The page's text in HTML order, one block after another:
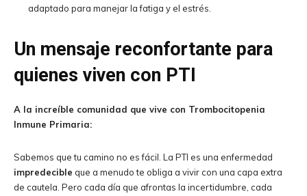
adaptado para manejar la fatiga y el estrés.
Un mensaje reconfortante para
quienes viven con PTI
A la increíble comunidad que vive con Trombocitopenia
Inmune Primaria:
Sabemos que tu camino no es fácil. La PTI es una enfermedad
impredecible que a menudo te obliga a vivir con una capa extra
de cautela. Pero cada día que afrontas la incertidumbre, cada